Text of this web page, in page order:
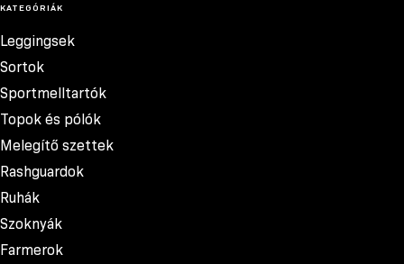
KATEGÓRIÁK
Leggingsek
Sortok
Sportmelltartók
Topok és pólók
Melegítő szettek
Rashguardok
Ruhák
Szoknyák
Farmerok